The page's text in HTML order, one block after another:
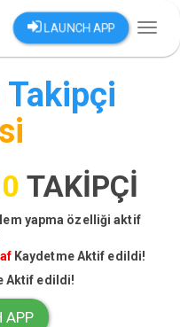
LAUNCH APP
Takipçi
TAKİPÇİ
yapma özelliği aktif
Kaydetme Aktif edildi!
Aktif edildi!
APP